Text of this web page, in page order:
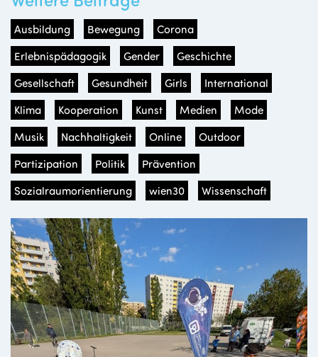
Ausbildung Bewegung
Corona
Erlebnispädagogik
Gender
Geschichte
Gesellschaft
Gesundheit Girls
International
Klima
Kooperation Kunst Medien
Mode
Musik
Nachhaltigkeit Online
Outdoor
Partizipation
Politik
Prävention
Sozialraumorientierung
wien30 Wissenschaft